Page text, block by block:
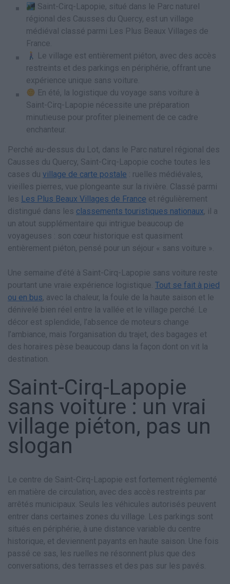
Saint-Cirq-Lapopie, situé dans le Parc naturel
régional des Causses du Quercy, est un village
médiéval classé parmi Les Plus Beaux Villages de
France.
Le village est entièrement piéton, avec des accès
restreints et des parkings en périphérie, offrant une
expérience unique sans voiture.
En été, la logistique du voyage sans voiture à
Saint-Cirq-Lapopie nécessite une préparation
minutieuse pour profiter pleinement de ce cadre
enchanteur.
Perché au-dessus du Lot, dans le Parc naturel régional des
Causses du Quercy, Saint-Cirq-Lapopie coche toutes les
cases du village de carte postale : ruelles médiévales,
vieilles pierres, vue plongeante sur la rivière. Classé parmi
les Les Plus Beaux Villages de France et régulièrement
distingué dans les classements touristiques nationaux, il a
un atout supplémentaire qui intrigue beaucoup de
voyageuses : son cœur historique est quasiment
entièrement piéton, pensé pour un séjour « sans voiture ».
Une semaine d’été à Saint-Cirq-Lapopie sans voiture reste
pourtant une vraie expérience logistique. Tout se fait à pied
ou en bus, avec la chaleur, la foule de la haute saison et le
dénivelé bien réel entre la vallée et le village perché. Le
décor est splendide, l’absence de moteurs change
l’ambiance, mais l’organisation du trajet, des bagages et
des horaires pèse beaucoup dans la façon dont on vit la
destination.
Saint-Cirq-Lapopie
sans voiture : un vrai
village piéton, pas un
slogan
Le centre de Saint-Cirq-Lapopie est fortement réglementé
en matière de circulation, avec des accès restreints par
arrêtés municipaux. Seuls les véhicules autorisés peuvent
entrer dans certaines zones du village. Les parkings sont
situés en périphérie, à une distance variable du centre
historique, et deviennent payants en haute saison. Une fois
passé ce sas, les ruelles ne résonnent plus que des
conversations, des terrasses et des pas sur les pavés.